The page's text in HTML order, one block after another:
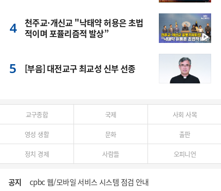
천주교·개신교 "낙태약 허용은 초법
적이며 포퓰리즘적 발상”
[부음] 대전교구 최교성 신부 선종
교구종합 국제 사회 사목
영성 생활 문화 출판
정치 경제 사람들 오피니언
공지 cpbc 웹/모바일 서비스 시스템 점검 안내